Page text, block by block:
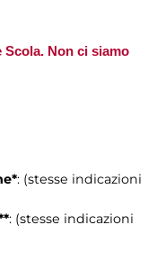
Scola. Non ci siamo
: (stesse indicazioni
: (stesse indicazioni